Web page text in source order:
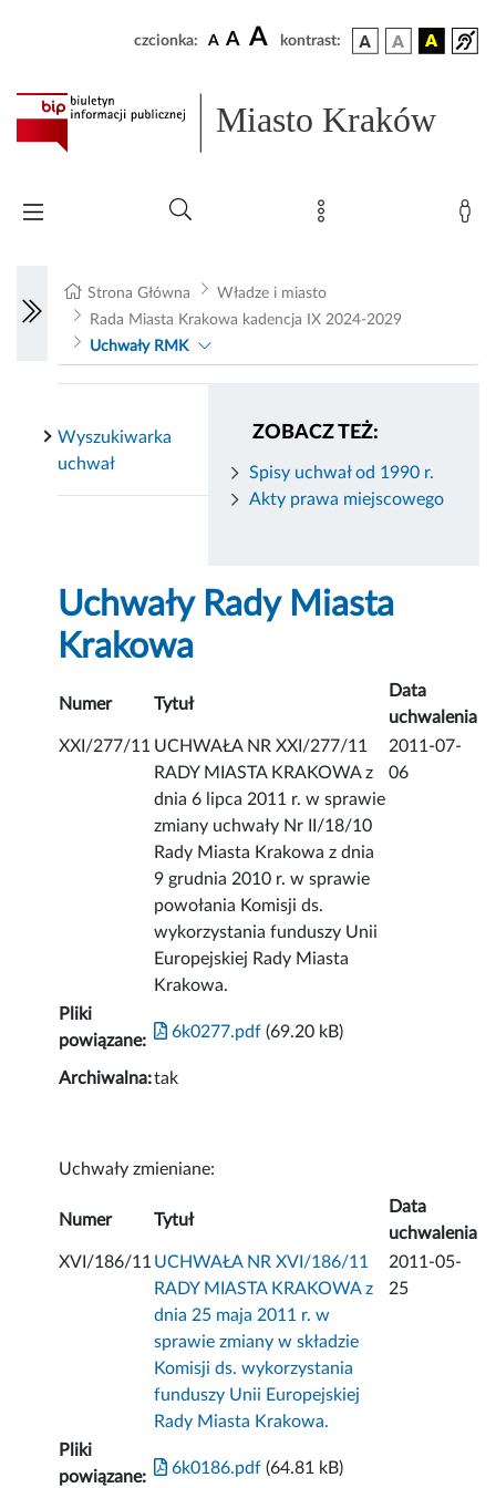
czcionka: A A A kontrast:
Miasto Kraków
Strona Główna
Władze i miasto
Rada Miasta Krakowa kadencja IX 2024-2029
Uchwały RMK
ZOBACZ TEŻ:
Spisy uchwał od 1990 r.
Akty prawa miejscowego
Wyszukiwarka
uchwał
Uchwały Rady Miasta
Krakowa
Numer Tytuł
Data
uchwalenia
XXI/277/11 UCHWAŁA NR XXI/277/11
RADY MIASTA KRAKOWA z
dnia 6 lipca 2011 r. w sprawie
zmiany uchwały Nr II/18/10
Rady Miasta Krakowa z dnia
9 grudnia 2010 r. w sprawie
powołania Komisji ds.
wykorzystania funduszy Unii
Europejskiej Rady Miasta
Krakowa.
2011-07-
06
Pliki
powiązane:
6k0277.pdf (69.20 kB)
Archiwalna:tak
Uchwały zmieniane:
Numer Tytuł
Data
uchwalenia
XVI/186/11 UCHWAŁA NR XVI/186/11
RADY MIASTA KRAKOWA z
dnia 25 maja 2011 r. w
sprawie zmiany w składzie
Komisji ds. wykorzystania
funduszy Unii Europejskiej
Rady Miasta Krakowa.
2011-05-
25
Pliki
powiązane:
6k0186.pdf (64.81 kB)